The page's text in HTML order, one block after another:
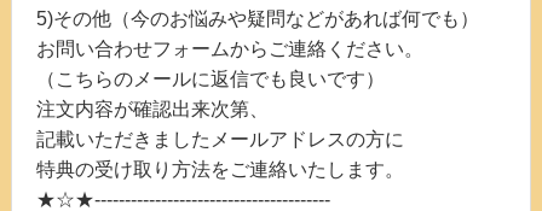
5)その他（今のお悩みや疑問などがあれば何でも）
お問い合わせフォームからご連絡ください。
（こちらのメールに返信でも良いです）
注文内容が確認出来次第、
記載いただきましたメールアドレスの方に
特典の受け取り方法をご連絡いたします。
★☆★---------------------------------------